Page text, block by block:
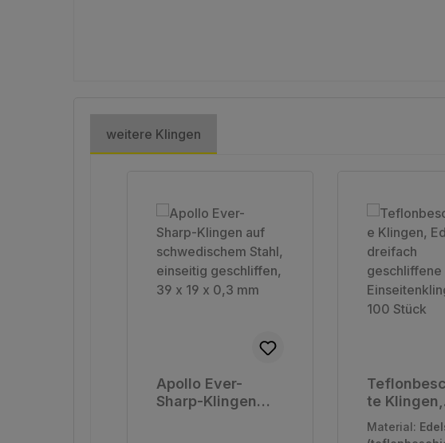
weitere Klingen
Apollo Ever-
Sharp-Klingen
te Klingen,
Edelstahl,
dreifach
Material: